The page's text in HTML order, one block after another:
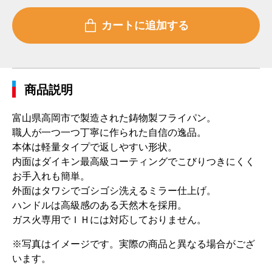
商品説明
富山県高岡市で製造された鋳物製フライパン。
職人が一つ一つ丁寧に作られた自信の逸品。
本体は軽量タイプで返しやすい形状。
内面はダイキン最高級コーティングでこびりつきにくく
お手入れも簡単。
外面はタワシでゴシゴシ洗えるミラー仕上げ。
ハンドルは高級感のある天然木を採用。
ガス火専用でＩＨには対応しておりません。
※写真はイメージです。実際の商品と異なる場合がござ
います。